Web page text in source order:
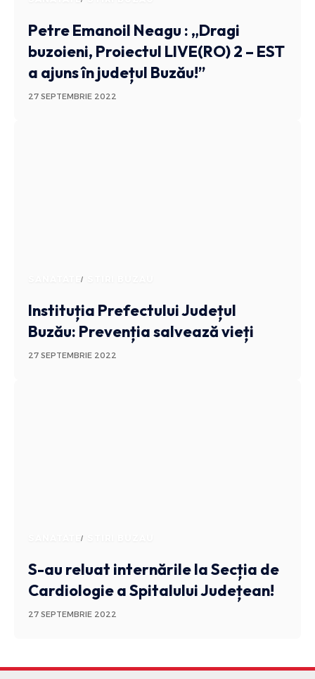
Petre Emanoil Neagu : „Dragi
buzoieni, Proiectul LIVE(RO) 2 – EST
a ajuns în județul Buzău!”
27 SEPTEMBRIE 2022
SANATATE
Instituția Prefectului Județul
Buzău: Prevenția salvează vieți
27 SEPTEMBRIE 2022
SANATATE
S-au reluat internările la Secția de
Cardiologie a Spitalului Județean!
27 SEPTEMBRIE 2022